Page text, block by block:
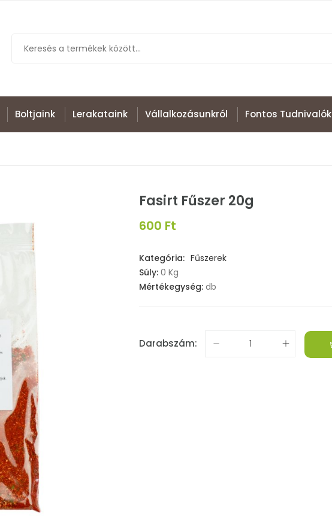
Boltjaink Lerakataink Vállalkozásunkról Fontos Tudnivalók
Fasirt Fűszer 20g
600 Ft
Kategória: Fűszerek
Súly: 0 Kg
Mértékegység: db
Darabszám: